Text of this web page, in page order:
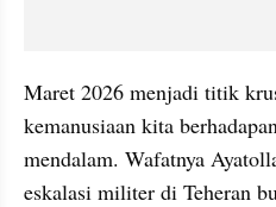
Maret 2026 menjadi titik
kemanusiaan kita
mendalam. Wafatnya
eskalasi militer di Teheran